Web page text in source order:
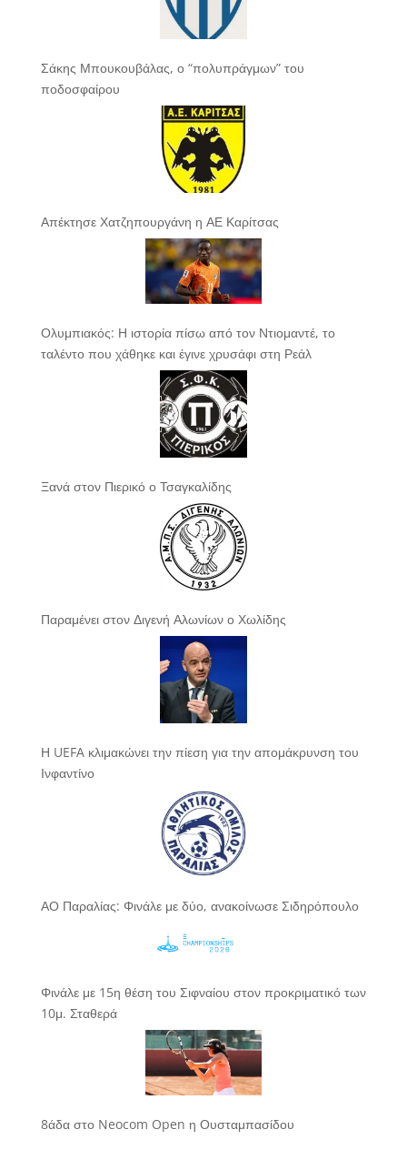
Σάκης Μπουκουβάλας, ο “πολυπράγμων” του
ποδοσφαίρου
Απέκτησε Χατζηπουργάνη η ΑΕ Καρίτσας
Ολυμπιακός: Η ιστορία πίσω από τον Ντιομαντέ, το
ταλέντο που χάθηκε και έγινε χρυσάφι στη Ρεάλ
Ξανά στον Πιερικό ο Τσαγκαλίδης
Παραμένει στον Διγενή Αλωνίων ο Χωλίδης
Η UEFA κλιμακώνει την πίεση για την απομάκρυνση του
Ινφαντίνο
ΑΟ Παραλίας: Φινάλε με δύο, ανακοίνωσε Σιδηρόπουλο
Φινάλε με 15η θέση του Σιφναίου στον προκριματικό των
10μ. Σταθερά
8άδα στο Neocom Open η Ουσταμπασίδου